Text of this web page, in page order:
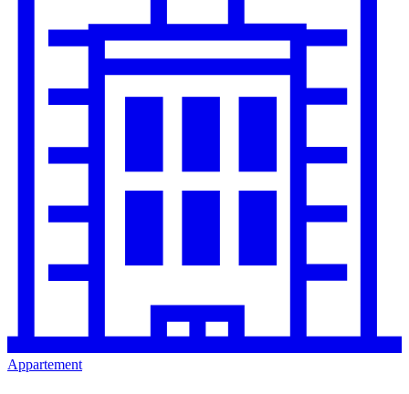
Appartement